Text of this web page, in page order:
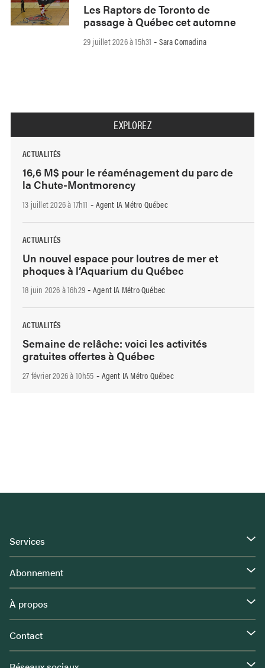
Les Raptors de Toronto de
passage à Québec cet automne
29 juillet 2026 à 15h31 -Sara Comadina
EXPLOREZ
ACTUALITÉS
16,6 M$ pour le réaménagement du parc de
la Chute-Montmorency
13 juillet 2026 à 17h11 - Agent IA Métro Québec
ACTUALITÉS
Un nouvel espace pour loutres de mer et
phoques à l’Aquarium du Québec
18 juin 2026 à 16h29 - Agent IA Métro Québec
ACTUALITÉS
Semaine de relâche: voici les activités
gratuites offertes à Québec
27 février 2026 à 10h55 - Agent IA Métro Québec
Services
Abonnement
À propos
Contact